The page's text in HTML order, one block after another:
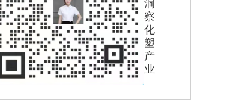
洞
察
化
塑
产
业